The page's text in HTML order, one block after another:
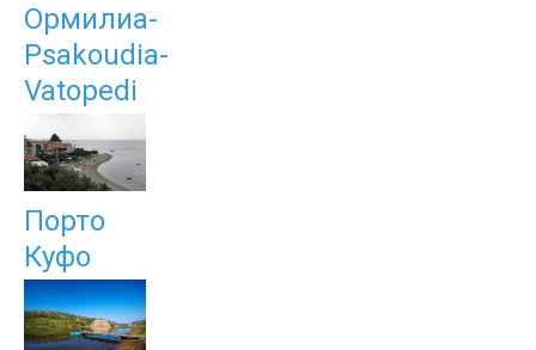
Ормилиа-
Psakoudia-
Vatopedi
Порто
Куфо